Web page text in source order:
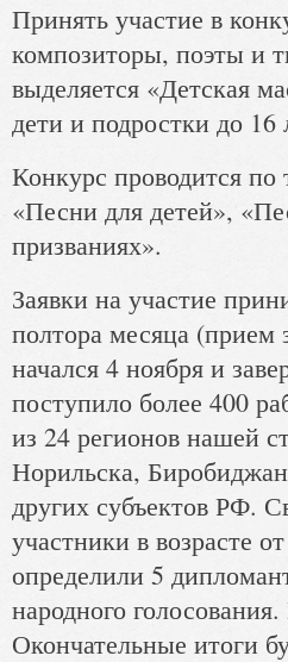
Принять участие в
композиторы, поэты и
выделяется «Детская
дети и подростки до 16
Конкурс проводится
«Песни для детей»,
призваниях».
Заявки на участие
полтора месяца (прием
начался 4 ноября и
поступило более 400
из 24 регионов нашей
Норильска,
других субъектов РФ.
участники в возрасте
определили 5
народного
Окончательные итоги